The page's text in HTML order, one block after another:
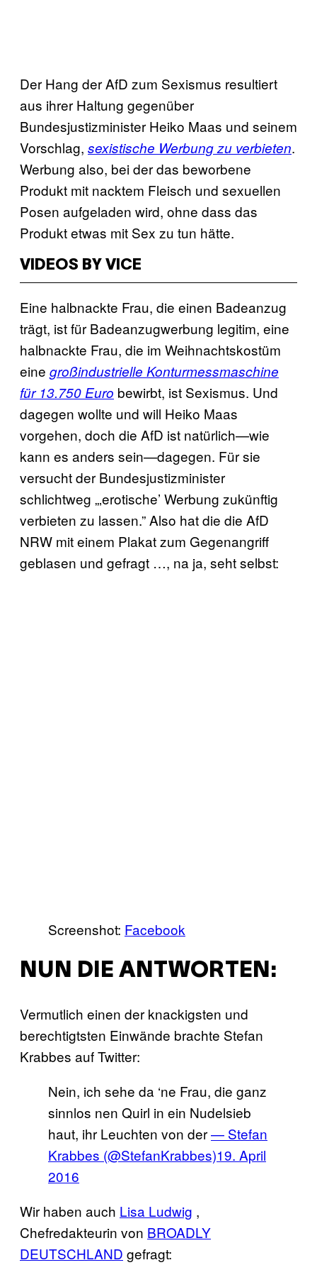
Der Hang der AfD zum Sexismus resultiert
aus ihrer Haltung gegenüber
Bundesjustizminister Heiko Maas und seinem
Vorschlag, sexistische Werbung zu verbieten.
Werbung also, bei der das beworbene
Produkt mit nacktem Fleisch und sexuellen
Posen aufgeladen wird, ohne dass das
Produkt etwas mit Sex zu tun hätte.
VIDEOS BY VICE
Eine halbnackte Frau, die einen Badeanzug
trägt, ist für Badeanzugwerbung legitim, eine
halbnackte Frau, die im Weihnachtskostüm
eine großindustrielle Konturmessmaschine
für 13.750 Euro bewirbt, ist Sexismus. Und
dagegen wollte und will Heiko Maas
vorgehen, doch die AfD ist natürlich—wie
kann es anders sein—dagegen. Für sie
versucht der Bundesjustizminister
schlichtweg „‚erotische’ Werbung zukünftig
verbieten zu lassen.” Also hat die die AfD
NRW mit einem Plakat zum Gegenangriff
geblasen und gefragt …, na ja, seht selbst:
Screenshot: Facebook
NUN DIE ANTWORTEN:
Vermutlich einen der knackigsten und
berechtigtsten Einwände brachte Stefan
Krabbes auf Twitter:
Nein, ich sehe da ‘ne Frau, die ganz
sinnlos nen Quirl in ein Nudelsieb
haut, ihr Leuchten von der— Stefan
Krabbes (@StefanKrabbes)19. April
2016
Wir haben auch Lisa Ludwig ,
Chefredakteurin von BROADLY
DEUTSCHLAND gefragt: